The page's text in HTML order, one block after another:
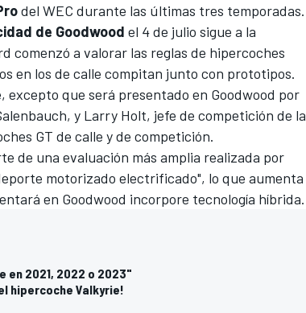
del WEC durante las últimas tres temporadas.
de Goodwood el 4 de julio sigue a la
comenzó a valorar las reglas de hipercoches
en los de calle compitan junto con prototipos.
excepto que será presentado en Goodwood por
y Larry Holt, jefe de competición de la
GT de calle y de competición.
de una evaluación más amplia realizada por
motorizado electrificado", lo que aumenta
en Goodwood incorpore tecnología híbrida.
en 2021, 2022 o 2023"
hipercoche Valkyrie!